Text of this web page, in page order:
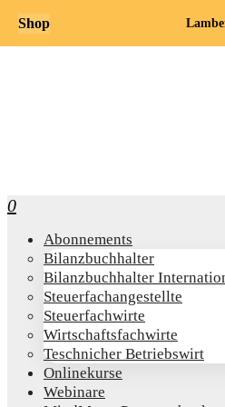
0
Abon­ne­ments
Bilanz­buch­hal­ter
Bilanz­buch­hal­ter
Steu­er­fach­an­ge­stell­te
Steu­er­fach­wir­te
Wirt­schafts­fach­wir­te
Teschni­cher Betriebswirt
Online­kur­se
Web­i­na­re
Shop